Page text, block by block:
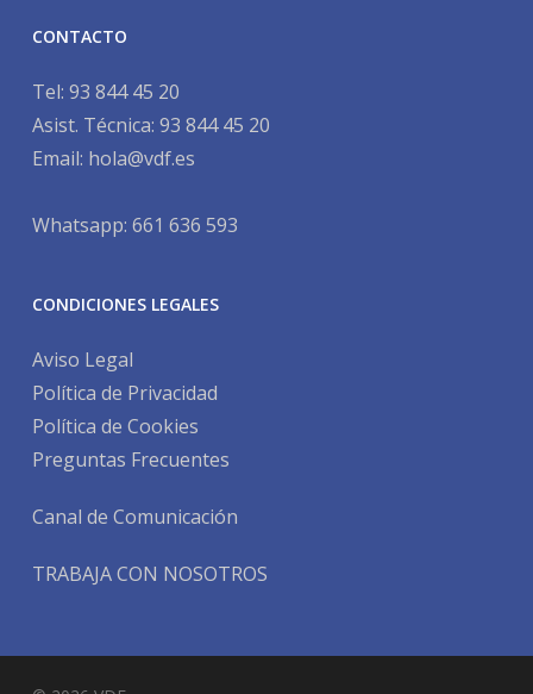
CONTACTO
Tel: 93 844 45 20
Asist. Técnica: 93 844 45 20
Email: hola@vdf.es
Whatsapp: 661 636 593
CONDICIONES LEGALES
Aviso Legal
Política de Privacidad
Política de Cookies
Preguntas Frecuentes
Canal de Comunicación
TRABAJA CON NOSOTROS